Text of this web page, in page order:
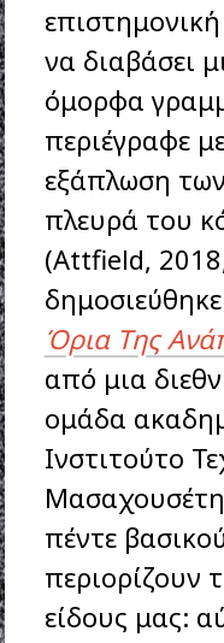
να διαβάσει
όμορφα
περιέγραφε
εξάπλωση
πλευρά του
(Attfield,
Όρια Της
από μια
ομάδα
Ινστιτούτο
πέντε
περιορίζουν
είδους μας: